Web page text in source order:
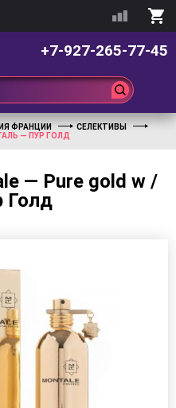
+7-927-265-77-45
ФРАНЦИИ
СЕЛЕКТИВЫ
— ПУР ГОЛД
— Pure gold w /
Голд